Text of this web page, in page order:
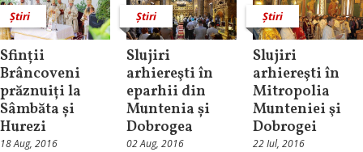
Știri
Sfinții
Brâncoveni
prăznuiți la
Sâmbăta și
Hurezi
18 Aug, 2016
Știri
Slujiri
arhiereşti în
eparhii din
Muntenia și
Dobrogea
02 Aug, 2016
Știri
Slujiri
arhiereşti în
Mitropolia
Munteniei şi
Dobrogei
22 Iul, 2016